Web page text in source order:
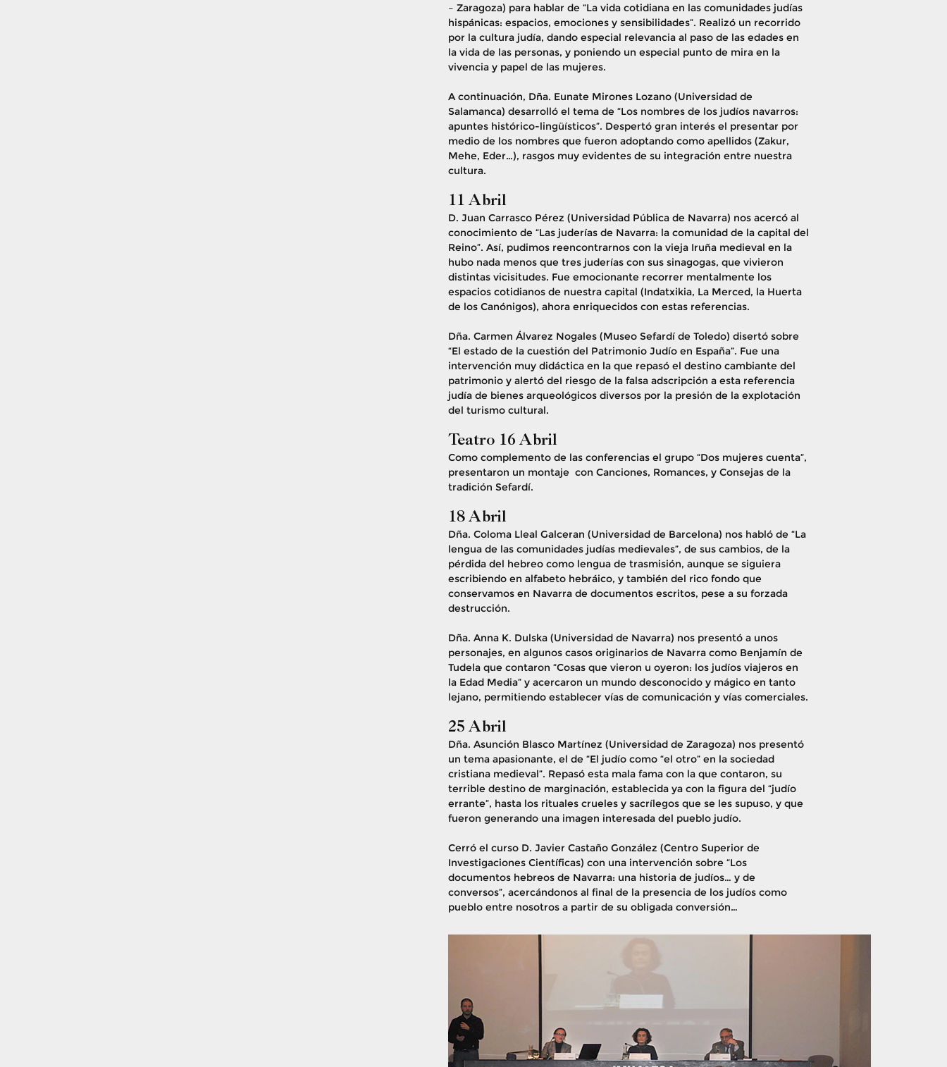
– Zaragoza) para hablar de “La vida cotidiana en las comunidades judías
hispánicas: espacios, emociones y sensibilidades”. Realizó un recorrido
por la cultura judía, dando especial relevancia al paso de las edades en
la vida de las personas, y poniendo un especial punto de mira en la
vivencia y papel de las mujeres.
A continuación, Dña. Eunate Mirones Lozano (Universidad de
Salamanca) desarrolló el tema de “Los nombres de los judíos navarros:
apuntes histórico-lingüísticos”. Despertó gran interés el presentar por
medio de los nombres que fueron adoptando como apellidos (Zakur,
Mehe, Eder…), rasgos muy evidentes de su integración entre nuestra
cultura.
11 Abril
D. Juan Carrasco Pérez (Universidad Pública de Navarra) nos acercó al
conocimiento de “Las juderías de Navarra: la comunidad de la capital del
Reino”. Así, pudimos reencontrarnos con la vieja Iruña medieval en la
hubo nada menos que tres juderías con sus sinagogas, que vivieron
distintas vicisitudes. Fue emocionante recorrer mentalmente los
espacios cotidianos de nuestra capital (Indatxikia, La Merced, la Huerta
de los Canónigos), ahora enriquecidos con estas referencias.
Dña. Carmen Álvarez Nogales (Museo Sefardí de Toledo) disertó sobre
“El estado de la cuestión del Patrimonio Judío en España”. Fue una
intervención muy didáctica en la que repasó el destino cambiante del
patrimonio y alertó del riesgo de la falsa adscripción a esta referencia
judía de bienes arqueológicos diversos por la presión de la explotación
del turismo cultural.
Teatro 16 Abril
Como complemento de las conferencias el grupo “Dos mujeres cuenta”,
presentaron un montaje con Canciones, Romances, y Consejas de la
tradición Sefardí.
18 Abril
Dña. Coloma Lleal Galceran (Universidad de Barcelona) nos habló de “La
lengua de las comunidades judías medievales”, de sus cambios, de la
pérdida del hebreo como lengua de trasmisión, aunque se siguiera
escribiendo en alfabeto hebráico, y también del rico fondo que
conservamos en Navarra de documentos escritos, pese a su forzada
destrucción.
Dña. Anna K. Dulska (Universidad de Navarra) nos presentó a unos
personajes, en algunos casos originarios de Navarra como Benjamín de
Tudela que contaron “Cosas que vieron u oyeron: los judíos viajeros en
la Edad Media” y acercaron un mundo desconocido y mágico en tanto
lejano, permitiendo establecer vías de comunicación y vías comerciales.
25 Abril
Dña. Asunción Blasco Martínez (Universidad de Zaragoza) nos presentó
un tema apasionante, el de “El judío como “el otro” en la sociedad
cristiana medieval”. Repasó esta mala fama con la que contaron, su
terrible destino de marginación, establecida ya con la figura del “judío
errante”, hasta los rituales crueles y sacrílegos que se les supuso, y que
fueron generando una imagen interesada del pueblo judío.
Cerró el curso D. Javier Castaño González (Centro Superior de
Investigaciones Científicas) con una intervención sobre “Los
documentos hebreos de Navarra: una historia de judíos… y de
conversos”, acercándonos al final de la presencia de los judíos como
pueblo entre nosotros a partir de su obligada conversión…